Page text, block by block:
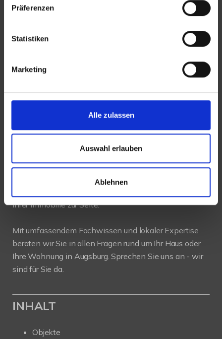
Präferenzen
Statistiken
Marketing
Alle zulassen
Auswahl erlauben
Ablehnen
Lünendonk Immobilien
Hochfeldstraße 71
Tel.: 0821 66097111
E-Mail:info@mli24.de
www.luenendonk-immobilien.de
Immobilienmakler in Augsburg
Ihrer Immobilie zur Seite.
Mit umfassendem Fachwissen und lokaler Expertise
beraten wir Sie in allen Fragen rund um Ihr Haus oder
Ihre Wohnung in Augsburg. Sprechen Sie uns an - wir
sind für Sie da.
INHALT
Objekte